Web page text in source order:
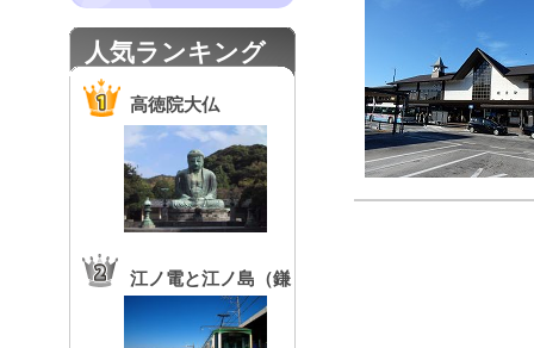
人気ランキング
高徳院大仏
江ノ電と江ノ島（鎌
倉高校前駅）